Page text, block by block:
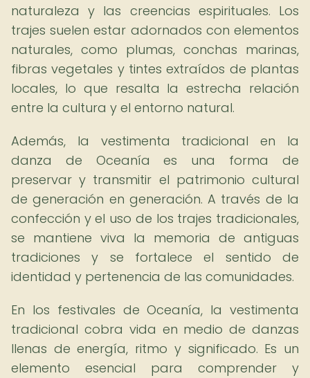
naturaleza y las creencias espirituales. Los
trajes suelen estar adornados con elementos
naturales, como plumas, conchas marinas,
fibras vegetales y tintes extraídos de plantas
locales, lo que resalta la estrecha relación
entre la cultura y el entorno natural.
Además, la vestimenta tradicional en la
danza de Oceanía es una forma de
preservar y transmitir el patrimonio cultural
de generación en generación. A través de la
confección y el uso de los trajes tradicionales,
se mantiene viva la memoria de antiguas
tradiciones y se fortalece el sentido de
identidad y pertenencia de las comunidades.
En los festivales de Oceanía, la vestimenta
tradicional cobra vida en medio de danzas
llenas de energía, ritmo y significado. Es un
elemento esencial para comprender y